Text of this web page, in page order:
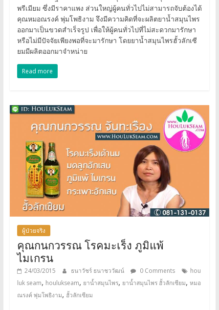
พรีเมียม ซึ่งมีราคาแพง ส่วนใหญ่ผู้คนทั่วไปไม่สามารถจับต้องได้
คุณหมอณรงค์ พุ่มโพธิงาม จึงมีความคิดที่จะผลิตยาน้ำสมุนไพร
ออกมาเป็นขวดสำเร็จรูป เพื่อให้ผู้คนทั่วไปที่ไม่สะดวกมารักษา
หรือไม่มีปัจจัยเพียงพอที่จะมารักษา โดยยาน้ำสมุนไพรฮั้วลักเซี
ยมมีผลิตออกมาจำหน่าย
Read more
ผู้ป่วยจริง
คุณกนกวรรณ โรคมะเร็ง ภูมิแพ้
ไมเกรน
24/03/2015 ธนาวัชร์ ธนาชววัฒน์ 0 Comments
hou
luk seam, houlukseam, ยาน้ำสมุนไพร, ยาน้ำสมุนไพร ฮั้วลักเซียม, หมอ
ณรงค์ พุ่มโพธิงาม, ฮั้วลักเซียม